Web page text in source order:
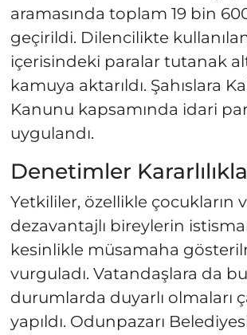
aramasında toplam 19 bin
geçirildi. Dilencilikte
içerisindeki paralar tutanak
kamuya aktarıldı. Şahıslara
Kanunu kapsamında idari
uygulandı.
Denetimler
Yetkililer, özellikle çocukların
dezavantajlı bireylerin
kesinlikle müsamaha
vurguladı. Vatandaşlara da
durumlarda duyarlı olmaları
yapıldı. Odunpazarı